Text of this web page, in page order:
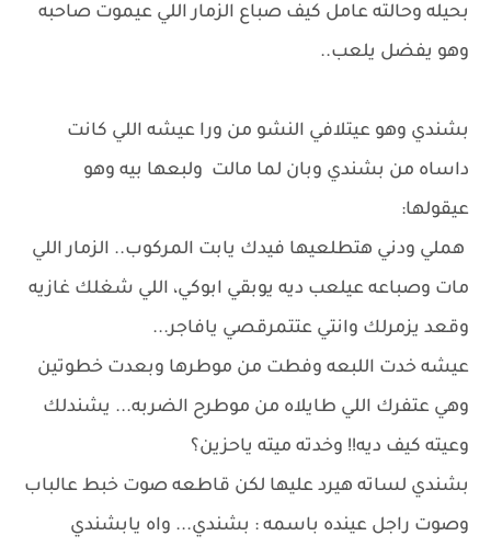
بحيله وحالته عامل كيف صباع الزمار اللي عيموت صاحبه
وهو يفضل يلعب..
بشندي وهو عيتلافي النشو من ورا عيشه اللي كانت
داساه من بشندي وبان لما مالت ولبعها بيه وهو
عيقولها:
هملي ودني هتطلعيها فيدك يابت المركوب.. الزمار اللي
مات وصباعه عيلعب ديه يوبقي ابوكي، اللي شغلك غازيه
وقعد يزمرلك وانتي عتتمرقصي يافاجر...
عيشه خدت اللبعه وفطت من موطرها وبعدت خطوتين
وهي عتفرك اللي طايلاه من موطرح الضربه... يشندلك
وعيته كيف ديه!! وخدته ميته ياحزين؟
بشندي لساته هيرد عليها لكن قاطعه صوت خبط عالباب
وصوت راجل عينده باسمه : بشندي... واه يابشندي